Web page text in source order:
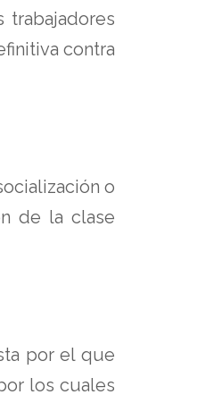
trabajadores
contra
o
de la clase
por el que
los cuales